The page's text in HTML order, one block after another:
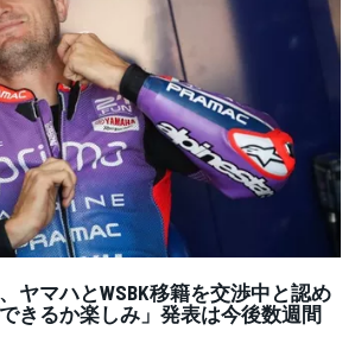
ヤマハとWSBK移籍を交渉中と認め
きるか楽しみ」発表は今後数週間